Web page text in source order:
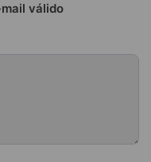
válido